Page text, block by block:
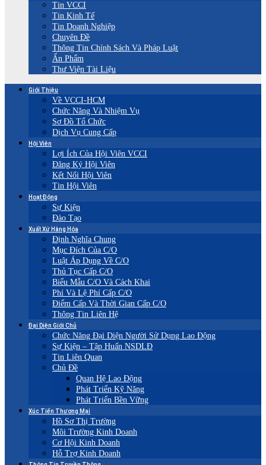
Tin VCCI
Tin Kinh Tế
Tin Doanh Nghiệp
Chuyên Đề
Thông Tin Chính Sách Và Pháp Luật
Ấn Phẩm
Thư Viện Tài Liệu
Giới Thiệu
Về VCCI-HCM
Chức Năng Và Nhiệm Vụ
Sơ Đồ Tổ Chức
Dịch Vụ Cung Cấp
Hội Viên
Lợi Ích Của Hội Viên VCCI
Đăng Ký Hội Viên
Kết Nối Hội Viên
Tin Hội Viên
Hoạt Động
Sự Kiện
Đào Tạo
Xuất Xứ Hàng Hóa
Định Nghĩa Chung
Mục Đích Của C/O
Luật Áp Dụng Về C/O
Thủ Tục Cấp C/O
Biểu Mẫu C/O Và Cách Khai
Phí Và Lệ Phí Cấp C/O
Điểm Cấp Và Thời Gian Cấp C/O
Thông Tin Liên Hệ
Đại Diện Giới Chủ
Chức Năng Đại Diện Người Sử Dụng Lao Động
Sự Kiện – Tập Huấn NSDLĐ
Tin Liên Quan
Chủ Đề
Quan Hệ Lao Động
Phát Triển Kỹ Năng
Phát Triển Bền Vững
Xúc Tiến Thương Mại
Hồ Sơ Thị Trường
Môi Trường Kinh Doanh
Cơ Hội Kinh Doanh
Hỗ Trợ Kinh Doanh